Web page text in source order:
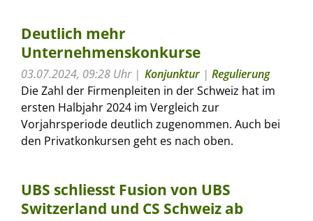
Deutlich mehr
Unternehmenskonkurse
03.07.2024, 09:28 Uhr Konjunktur | Regulierung
Die Zahl der Firmenpleiten in der Schweiz hat im
ersten Halbjahr 2024 im Vergleich zur
Vorjahrsperiode deutlich zugenommen. Auch bei
den Privatkonkursen geht es nach oben.
UBS schliesst Fusion von UBS
Switzerland und CS Schweiz ab